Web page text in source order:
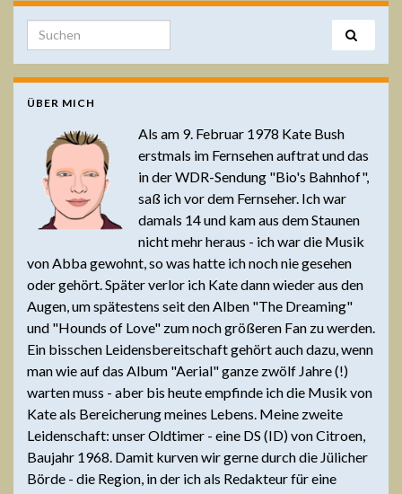
Search for:
ÜBER MICH
Als am 9. Februar 1978 Kate Bush
erstmals im Fernsehen auftrat und das
in der WDR-Sendung "Bio's Bahnhof",
saß ich vor dem Fernseher. Ich war
damals 14 und kam aus dem Staunen
nicht mehr heraus - ich war die Musik
von Abba gewohnt, so was hatte ich noch nie gesehen
oder gehört. Später verlor ich Kate dann wieder aus den
Augen, um spätestens seit den Alben "The Dreaming"
und "Hounds of Love" zum noch größeren Fan zu werden.
Ein bisschen Leidensbereitschaft gehört auch dazu, wenn
man wie auf das Album "Aerial" ganze zwölf Jahre (!)
warten muss - aber bis heute empfinde ich die Musik von
Kate als Bereicherung meines Lebens. Meine zweite
Leidenschaft: unser Oldtimer - eine DS (ID) von Citroen,
Baujahr 1968. Damit kurven wir gerne durch die Jülicher
Börde - die Region, in der ich als Redakteur für eine